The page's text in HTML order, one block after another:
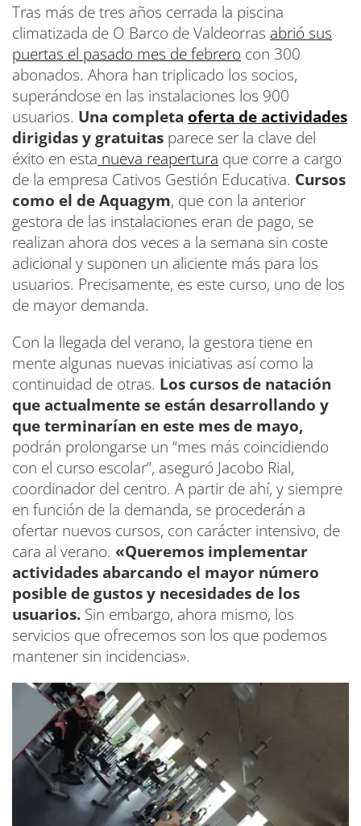
Tras más de tres años cerrada la piscina
climatizada de O Barco de Valdeorras abrió sus
puertas el pasado mes de febrero con 300
abonados. Ahora han triplicado los socios,
superándose en las instalaciones los 900
usuarios. Una completa oferta de actividades
dirigidas y gratuitas parece ser la clave del
éxito en esta nueva reapertura que corre a cargo
de la empresa Cativos Gestión Educativa. Cursos
como el de Aquagym, que con la anterior
gestora de las instalaciones eran de pago, se
realizan ahora dos veces a la semana sin coste
adicional y suponen un aliciente más para los
usuarios. Precisamente, es este curso, uno de los
de mayor demanda.
Con la llegada del verano, la gestora tiene en
mente algunas nuevas iniciativas así como la
continuidad de otras. Los cursos de natación
que actualmente se están desarrollando y
que terminarían en este mes de mayo,
podrán prolongarse un “mes más coincidiendo
con el curso escolar”, aseguró Jacobo Rial,
coordinador del centro. A partir de ahí, y siempre
en función de la demanda, se procederán a
ofertar nuevos cursos, con carácter intensivo, de
cara al verano. «Queremos implementar
actividades abarcando el mayor número
posible de gustos y necesidades de los
usuarios. Sin embargo, ahora mismo, los
servicios que ofrecemos son los que podemos
mantener sin incidencias».